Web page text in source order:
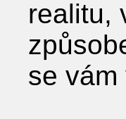
realitu,
se